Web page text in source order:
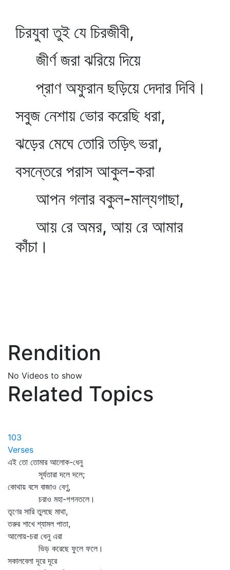
চিরযুবা তুই যে চিরজীবী,
জীর্ণ জরা ঝরিয়ে দিয়ে
প্রাণ অফুরান ছড়িয়ে দেদার দিবি।
সবুজ নেশায় ভোর করেছি ধরা,
ঝড়ের মেঘে তোরি তড়িৎ ভরা,
বসন্তেরে পরাস আকুল-করা
আপন গলার বকুল-মাল্যগাছা,
আয় রে অমর, আয় রে আমার
কাঁচা।
Rendition
No Videos to show
Related Topics
103
Verses
এই তো তোমার আলোক-ধেনু
সূর্যতারা দলে দলে;
কোথায় বসে বাজাও বেণু,
চরাও মহা-গগনতলে।
তৃণের সারি তুলছে মাথা,
তরুর শাখে শ্যামল পাতা,
আলোয়-চরা ধেনু এরা
ভিড় করেছে ফুলে ফলে।
সকালবেলা দূরে দূরে